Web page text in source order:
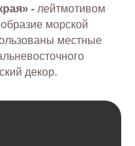
- лейтмотивом
морской
местные
декор.